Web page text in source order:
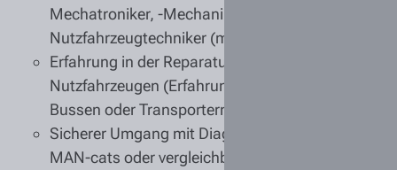
Mechatroniker, -Mechaniker oder
Nutzfahrzeugtechniker(m/w/d)
Erfahrung in der Reparatur und Diagnose von
Nutzfahrzeugen (Erfahrung mit MAN Lkw,
Bussen oder Transportern wünschenswert)
Sicherer Umgang mit Diagnosesystemen (z.B.
MAN-cats oder vergleichbare Tools)